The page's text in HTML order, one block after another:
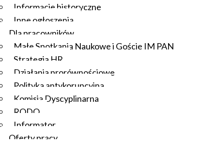
Informacje historyczne
Inne ogłoszenia
Dla pracowników
Małe Spotkania Naukowe i Goście IM PAN
Strategia HR
Działania prorównościowe
Polityka antykorupcyjna
Komisja Dyscyplinarna
RODO
Informator
Oferty pracy